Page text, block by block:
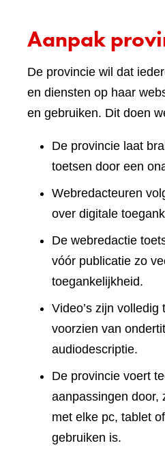
Aanpak
De provincie wil dat
en diensten op haar
en gebruiken. Dit doen
De provincie laat
toetsen door een
Webredacteuren
over digitale
De webredactie
vóór publicatie zo
toegankelijkheid.
Video’s zijn volledig
voorzien van
audiodescriptie.
De provincie voert
aanpassingen door,
met elke pc, tablet
gebruiken is.